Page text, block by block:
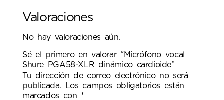
Valoraciones
No hay valoraciones aún.
Sé el primero en valorar “Micrófono vocal
Shure PGA58-XLR dinámico cardioide”
Tu dirección de correo electrónico no será
publicada.
Los campos obligatorios están
marcados con *